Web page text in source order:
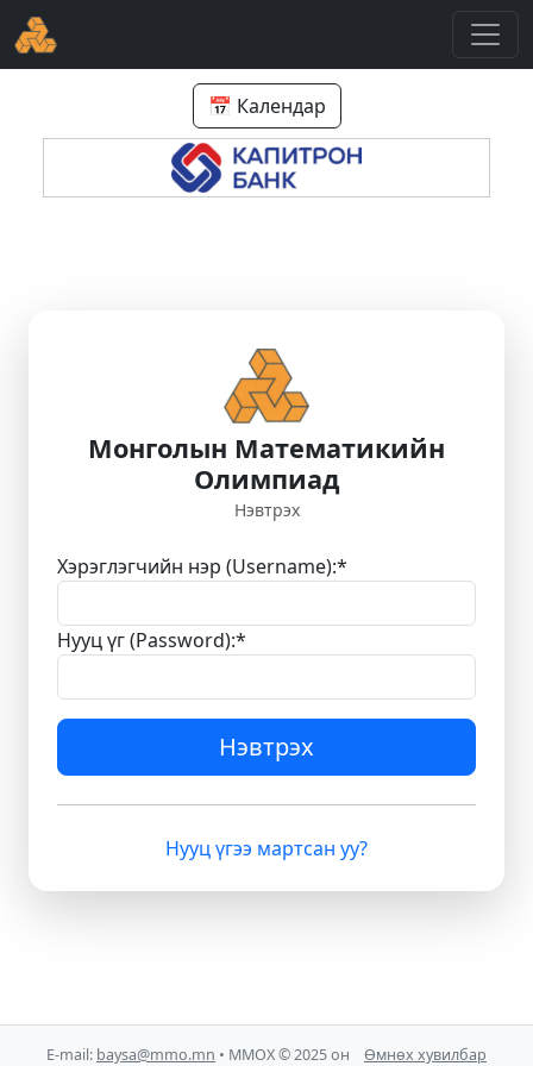
📅 Календар
Монголын Математикийн
Олимпиад
Нэвтрэх
Хэрэглэгчийн нэр (Username):*
Нууц үг (Password):*
Нэвтрэх
Нууц үгээ мартсан уу?
E-mail: baysa@mmo.mn • ММОХ © 2025 он Өмнөх хувилбар